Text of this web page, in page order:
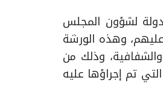
لشؤون المجلس
وهذه الورشة
وذلك من
تم إجراؤها عليه